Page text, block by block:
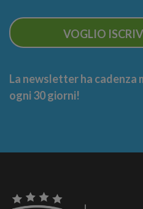
VOGLIO
La newsletter ha cadenza
ogni 30 giorni!